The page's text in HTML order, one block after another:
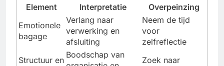
Element Interpretatie
Overpeinzing
Emotionele
bagage
Verlang naar
verwerking en
afsluiting
Neem de tijd
voor
zelfreflectie
Structuur en
Boodschap van
Zoek naar